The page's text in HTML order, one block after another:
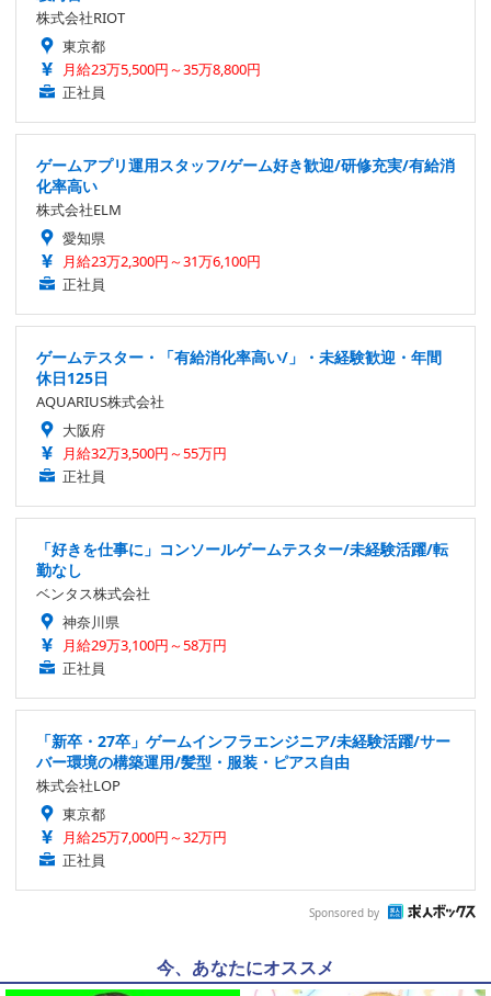
株式会社RIOT
東京都
月給23万5,500円～35万8,800円
正社員
ゲームアプリ運用スタッフ/ゲーム好き歓迎/研修充実/有給消
化率高い
株式会社ELM
愛知県
月給23万2,300円～31万6,100円
正社員
ゲームテスター・「有給消化率高い/」・未経験歓迎・年間
休日125日
AQUARIUS株式会社
大阪府
月給32万3,500円～55万円
正社員
「好きを仕事に」コンソールゲームテスター/未経験活躍/転
勤なし
ベンタス株式会社
神奈川県
月給29万3,100円～58万円
正社員
「新卒・27卒」ゲームインフラエンジニア/未経験活躍/サー
バー環境の構築運用/髪型・服装・ピアス自由
株式会社LOP
東京都
月給25万7,000円～32万円
正社員
Sponsored by
今、あなたにオススメ